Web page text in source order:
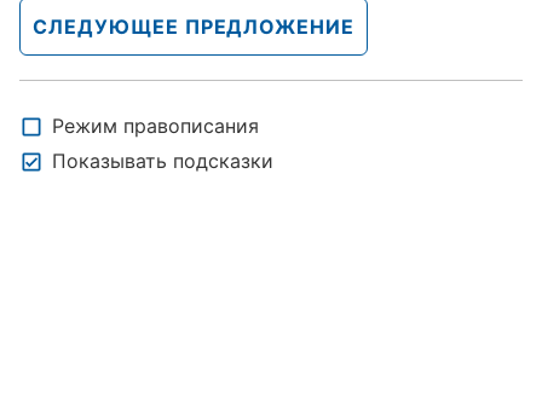
СЛЕДУЮЩЕЕ ПРЕДЛОЖЕНИЕ
Режим правописания
Показывать подсказки